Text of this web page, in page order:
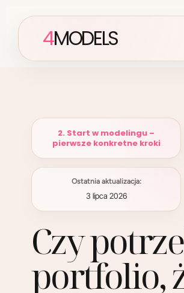
4MODELS
2. Start w modelingu –
pierwsze konkretne kroki
Ostatnia aktualizacja:
3 lipca 2026
Czy
portfolio,